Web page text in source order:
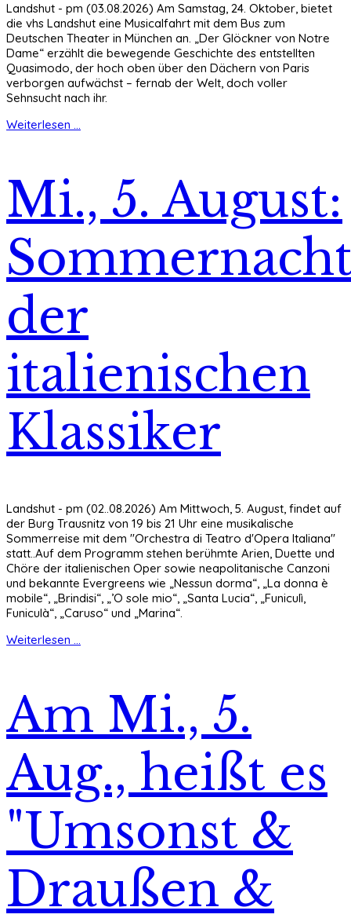
Landshut - pm (03.08.2026) Am Samstag, 24. Oktober, bietet
die vhs Landshut eine Musicalfahrt mit dem Bus zum
Deutschen Theater in München an. „Der Glöckner von Notre
Dame“ erzählt die bewegende Geschichte des entstellten
Quasimodo, der hoch oben über den Dächern von Paris
verborgen aufwächst – fernab der Welt, doch voller
Sehnsucht nach ihr.
Weiterlesen ...
Mi., 5. August:
der
italienischen
Klassiker
Landshut - pm (02..08.2026) Am Mittwoch, 5. August, findet auf
der Burg Trausnitz von 19 bis 21 Uhr eine musikalische
Sommerreise mit dem "Orchestra di Teatro d'Opera Italiana"
statt..Auf dem Programm stehen berühmte Arien, Duette und
Chöre der italienischen Oper sowie neapolitanische Canzoni
und bekannte Evergreens wie „Nessun dorma“, „La donna è
mobile“, „Brindisi“, „’O sole mio“, „Santa Lucia“, „Funiculì,
Funiculà“, „Caruso“ und „Marina“.
Weiterlesen ...
Am Mi., 5.
Aug., heißt es
"Umsonst &
Draußen &